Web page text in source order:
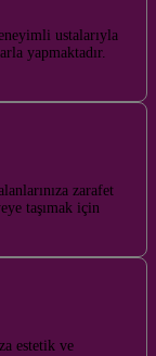
ustalarıyla
yapmaktadır.
zarafet
taşımak için
estetik ve